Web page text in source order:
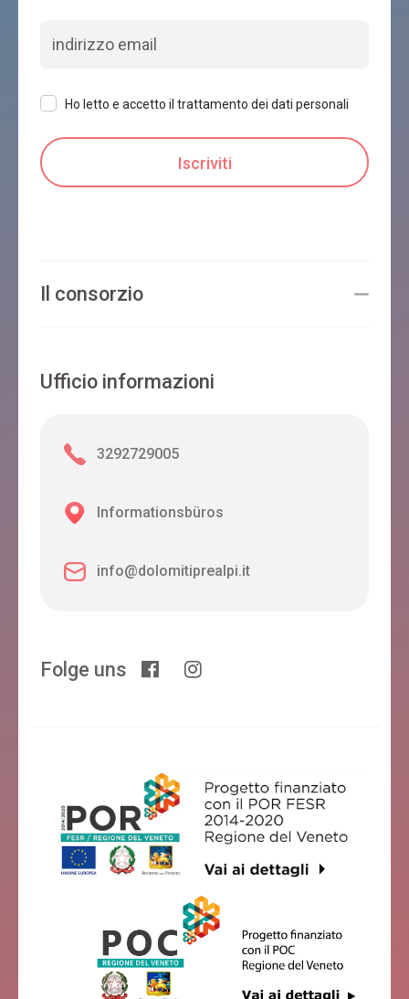
AI CUC DI BENEFICIO GIANNI
Cesiomaggiore
LA MAISON LION
Cesiomaggiore
CASA AL FRASSEN
B&B MIKE & KIKKA
Cesiomaggiore
ANTICA VIGNA
Cesiomaggiore
Ho letto e accetto il trattamento dei dati personali
Il consorzio
Ufficio informazioni
3292729005
Informationsbüros
info@dolomitiprealpi.it
Folge uns